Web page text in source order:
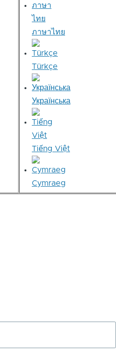
ภาษาไทย
Türkçe
Українська
Tiếng Việt
Cymraeg